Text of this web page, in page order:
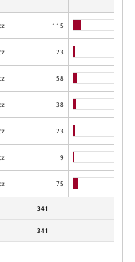
115
23
58
38
23
9
75
341
341